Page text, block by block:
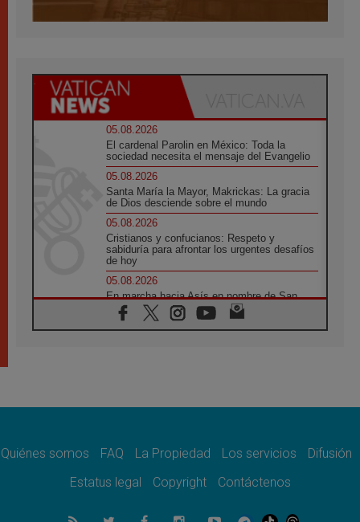
05.08.2026
El cardenal Parolin en México: Toda la
sociedad necesita el mensaje del Evangelio
05.08.2026
Santa María la Mayor, Makrickas: La gracia
de Dios desciende sobre el mundo
05.08.2026
Cristianos y confucianos: Respeto y
sabiduría para afrontar los urgentes desafíos
de hoy
05.08.2026
En marcha hacia Asís en nombre de San
Francisco, a la espera de León
05.08.2026
quienes bendicen la guerra
Ucrania: Ataque masivo en Kyiv durante la
05.08.2026
Quiénes somos FAQ La Propiedad Los servicios
Difusión
Estatus legal
Copyright Contáctenos